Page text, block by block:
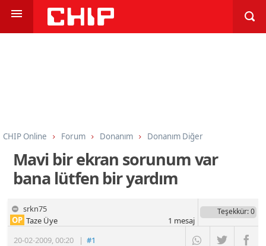
CHIP Online Forum Donanım Donanım Diğer
Mavi bir ekran sorunum var
bana lütfen bir yardım
srkn75
20-02-2009,00:20 |#1
OP Taze Üye
Teşekkür: 0
1 mesaj